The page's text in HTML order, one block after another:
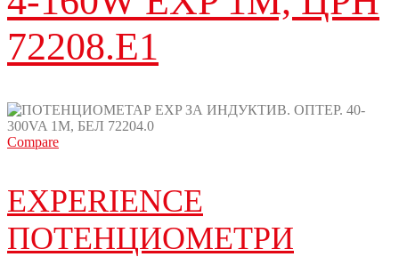
72208.E1
Compare
EXPERIENCE
ПОТЕНЦИОМЕТРИ